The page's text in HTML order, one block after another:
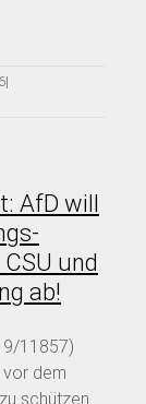
|
AfD will
und
ab!
11857)
dem
schützen.